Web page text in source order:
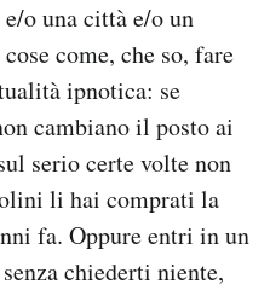
o una città e/o un
come, che so, fare
ipnotica: se
cambiano il posto ai
serio certe volte non
li hai comprati la
fa. Oppure entri in un
chiederti niente,